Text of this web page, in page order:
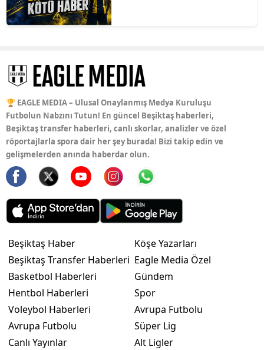
🏆 EAGLE MEDIA – Ulusal Onaylanmış Medya Kuruluşu
Futbolun Nabzını Tutun! En güncel Beşiktaş haberleri,
Beşiktaş transfer haberleri, canlı skorlar, analizler ve özel
röportajlarla spora dair her şey burada! Bizi takip edin ve
gelişmelerden anında haberdar olun.
Beşiktaş Haber
Beşiktaş Transfer Haberleri
Basketbol Haberleri
Hentbol Haberleri
Voleybol Haberleri
Avrupa Futbolu
Canlı Yayınlar
Köşe Yazarları
Eagle Media Özel
Gündem
Spor
Avrupa Futbolu
Süper Lig
Alt Ligler